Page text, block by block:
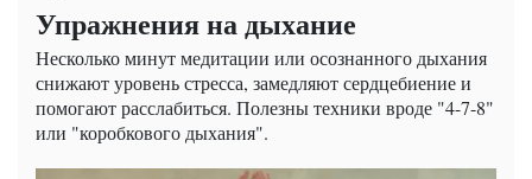
Упражнения на дыхание
Несколько минут медитации или осознанного дыхания
снижают уровень стресса, замедляют сердцебиение и
помогают расслабиться. Полезны техники вроде "4-7-8"
или "коробкового дыхания".